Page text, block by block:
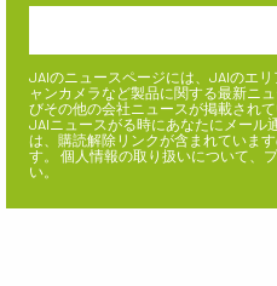
JAIのニュースページには、JAIのエ
ャンカメラなど製品に関する最新ニ
びその他の会社ニュースが掲載され
JAIニュースがる時にあなたにメール
は、購読解除リンクが含まれていま
す。 個人情報の取り扱いについて、
い。